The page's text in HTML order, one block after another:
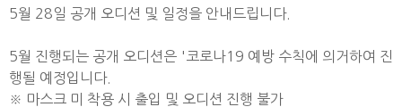
5월 28일 공개 오디션 및 일정을 안내드립니다.
5월 진행되는 공개 오디션은 '코로나19 예방 수칙에 의거하여 진
행될 예정입니다.
※ 마스크 미 착용 시 출입 및 오디션 진행 불가